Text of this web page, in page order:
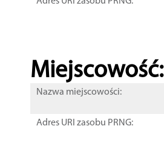
Miejscowość:
Nazwa miejscowości:
Adres URI zasobu PRNG: